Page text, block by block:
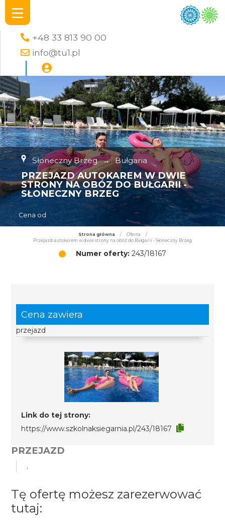
+48 33 813 90 00
info@tu1.pl
Słoneczny Brzeg → Bułgaria
PRZEJAZD AUTOKAREM W DWIE
STRONY NA OBÓZ DO BUŁGARII -
SŁONECZNY BRZEG
Cena od
Strona główna / Oferta
/
Przejazd autokarem w dwie strony na obóz do Bułgarii - Słoneczny Brzeg
Numer oferty: 243/18167
Cena zawiera
przejazd
Link do tej strony:
https://www.szkolnaksiegarnia.pl/243/18167
PRZEJAZD
.
Tę ofertę możesz zarezerwować
tutaj: